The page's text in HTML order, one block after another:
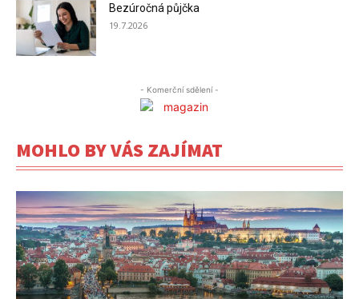
Bezúročná půjčka
19.7.2026
- Komerční sdělení -
MOHLO BY VÁS ZAJÍMAT